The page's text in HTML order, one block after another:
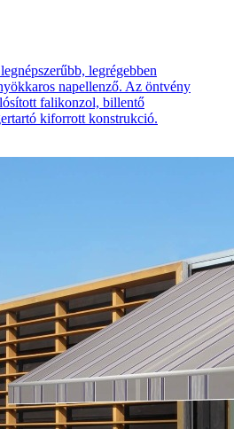
legrégebben
napellenző. Az öntvény
falikonzol, billentő
kiforrott konstrukció.